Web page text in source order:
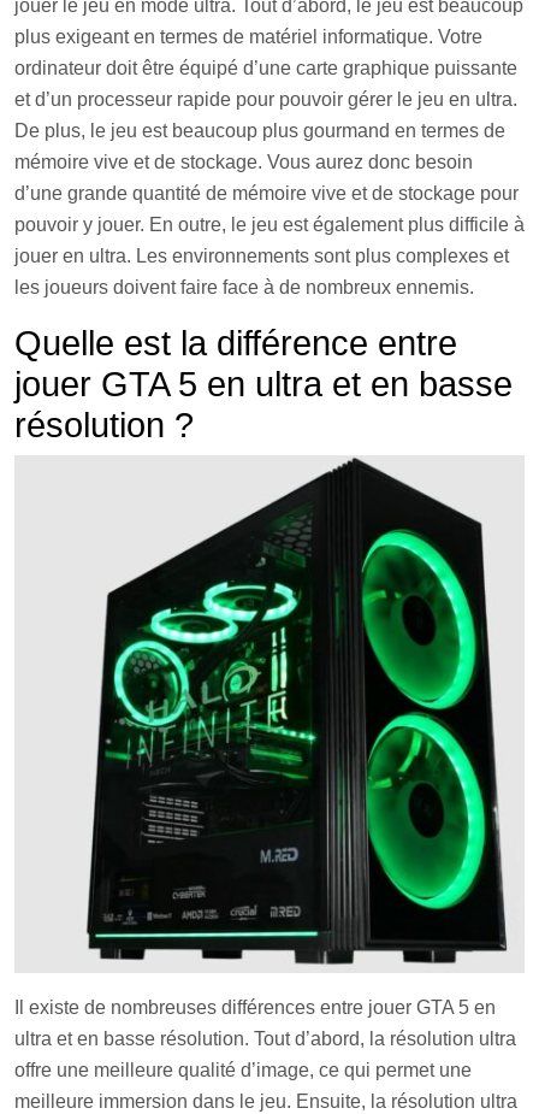
jouer le jeu en mode ultra. Tout d’abord, le jeu est beaucoup
plus exigeant en termes de matériel informatique. Votre
ordinateur doit être équipé d’une carte graphique puissante
et d’un processeur rapide pour pouvoir gérer le jeu en ultra.
De plus, le jeu est beaucoup plus gourmand en termes de
mémoire vive et de stockage. Vous aurez donc besoin
d’une grande quantité de mémoire vive et de stockage pour
pouvoir y jouer. En outre, le jeu est également plus difficile à
jouer en ultra. Les environnements sont plus complexes et
les joueurs doivent faire face à de nombreux ennemis.
Quelle est la différence entre
jouer GTA 5 en ultra et en basse
résolution ?
Il existe de nombreuses différences entre jouer GTA 5 en
ultra et en basse résolution. Tout d’abord, la résolution ultra
offre une meilleure qualité d’image, ce qui permet une
meilleure immersion dans le jeu. Ensuite, la résolution ultra